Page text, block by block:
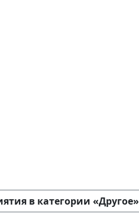
в категории «Другое»